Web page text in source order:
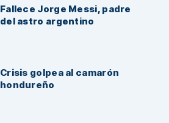
Fallece Jorge Messi, padre
del astro argentino
Crisis golpea al camarón
hondureño